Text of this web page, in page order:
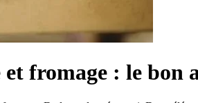
et fromage : le bon